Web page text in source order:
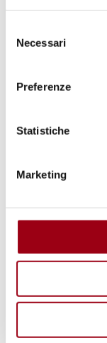
delNecessari
Preferenze
Statistiche
Marketing
raggiungere il
sufficiente
numerose
parte.
Secondo
paesi nucleari
UK e USA)
aggressiva
nucleari per
concrete
corsa agli
stati non